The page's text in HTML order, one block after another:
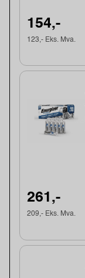
154,-
123,- Eks. Mva.
261,-
209,- Eks. Mva.